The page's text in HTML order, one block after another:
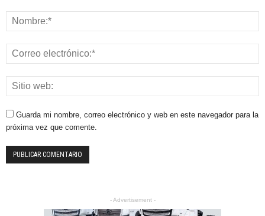
Guarda mi nombre, correo electrónico y web en este navegador para la
próxima vez que comente.
- Advertisement -